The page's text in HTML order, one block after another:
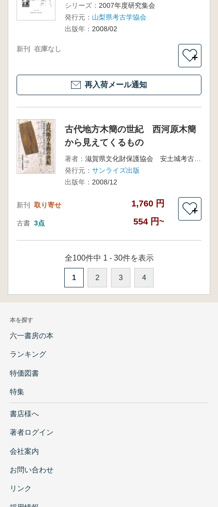
シリーズ： 2007年度研究集会
発行元： 山梨県考古学協会
出版年： 2008/02
新刊 在庫なし
＋
再入荷メール通知
古代地方木簡の世紀 西河原木簡
から見えてくるもの
著者：
滋賀県文化財保護協会 安土城考古博物館
発行元： サンライズ出版
出版年： 2008/12
新刊 取り寄せ 1,760 円
古書 3点 554 円~
＋
全100件中 1 - 30件を表示
1 2 3 4
本を探す
六一書房の本
ランキング
特価図書
特集
書店様へ
著者ログイン
会社案内
お問い合わせ
リンク